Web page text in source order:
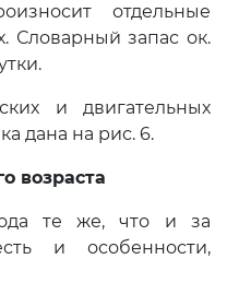
отдельные
Словарный запас ок.
и двига­тельных
дана на рис. 6.
возраста
те же, что и за
и особен­ности,